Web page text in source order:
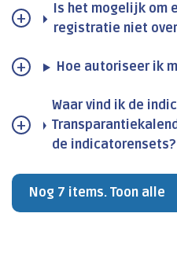
Is het mogelijk om
registratie niet
Hoe autoriseer ik
Waar vind ik de
de indicatorensets?
Nog 7 items. Toon alle